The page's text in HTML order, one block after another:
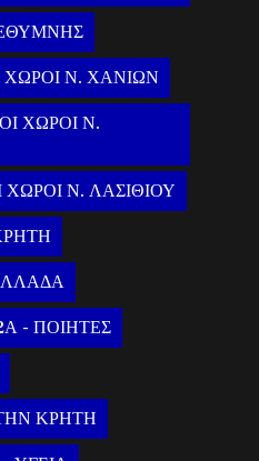
ΧΩΡΟΙ Ν. ΧΑΝΙΩΝ
ΧΩΡΟΙ Ν.
ΧΩΡΟΙ Ν. ΛΑΣΙΘΙΟΥ
- ΠΟΙΗΤΕΣ
ΚΡΗΤΗ